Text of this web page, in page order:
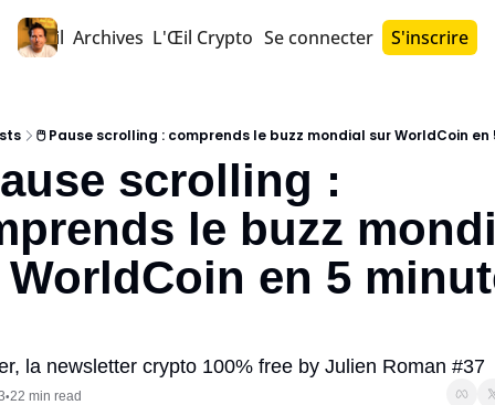
Accueil Archives L'Œil Crypto PRO™Se connecter S'inscrire
🖱️ Pause scrolling : comprends le buzz mondial sur WorldCoin en
scrolling :
le buzz
en 5
la newsletter crypto 100% free by Julien Roman #37
•22 min read